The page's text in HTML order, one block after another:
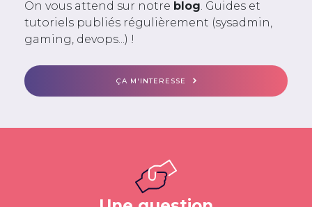
On vous attend sur notre blog . Guides et
tutoriels publiés régulièrement (sysadmin,
gaming, devops...) !
ÇA M'INTERESSE